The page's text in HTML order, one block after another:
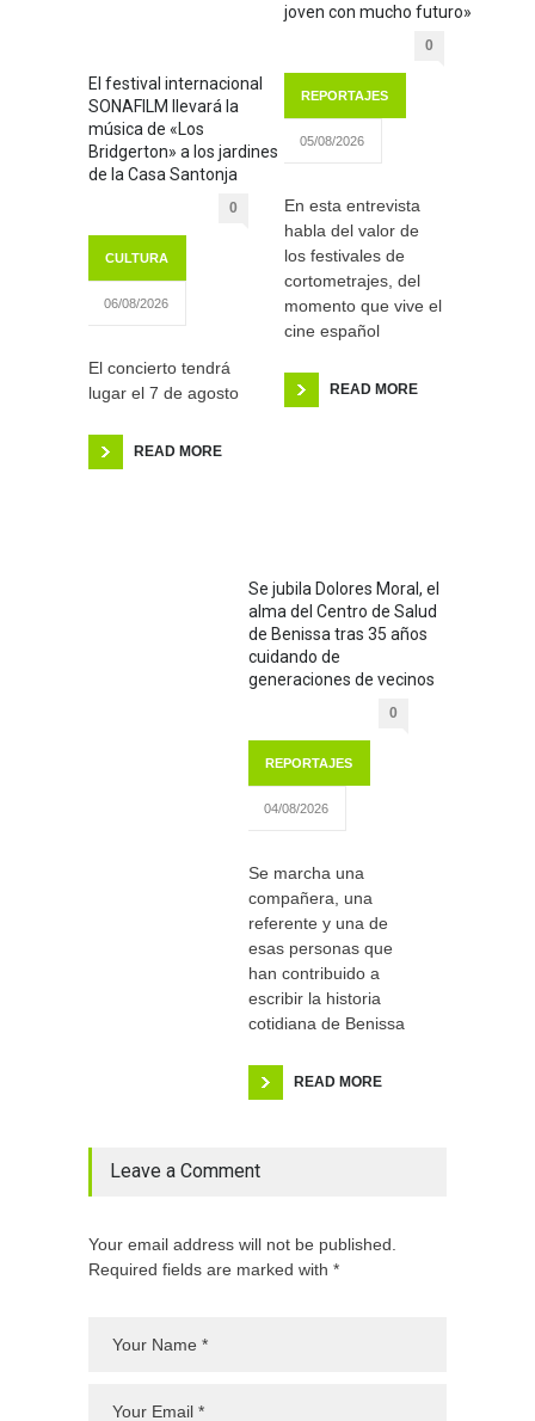
El festival internacional
SONAFILM llevará la
música de «Los
Bridgerton» a los jardines
de la Casa Santonja
0
CULTURA
06/08/2026
El concierto tendrá
lugar el 7 de agosto
READ MORE
joven con mucho futuro»
0
REPORTAJES
05/08/2026
En esta entrevista
habla del valor de
los festivales de
cortometrajes, del
momento que vive el
cine español
READ MORE
Se jubila Dolores Moral, el
alma del Centro de Salud
de Benissa tras 35 años
cuidando de
generaciones de vecinos
0
REPORTAJES
04/08/2026
Se marcha una
compañera, una
referente y una de
esas personas que
han contribuido a
escribir la historia
cotidiana de Benissa
READ MORE
Leave a Comment
Your email address will not be published.
Required fields are marked with *